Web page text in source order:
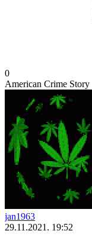
0
American Crime Story
jan1963
29.11.2021. 19:52